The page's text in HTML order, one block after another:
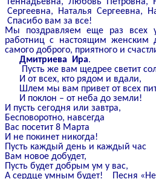
Сергеевна, Наталья Сергеевна,
Спасибо вам за все!
Мы поздравляем еще раз всех
работниц с настоящим
самого доброго, приятного и
Дмитриева Ира.
Пусть же вам щедрее светит
И от всех, кто рядом и вдали,
Шлем мы вам привет от всех
И поклон – от неба до земли!
И пусть сегодня или завтра,
Бесповоротно, навсегда
Вас посетит 8 Марта
И не покинет никогда!
Пусть каждый день и каждый час
Вам новое добудет,
Пусть будет добрым ум у вас,
А сердце умным будет! Песня